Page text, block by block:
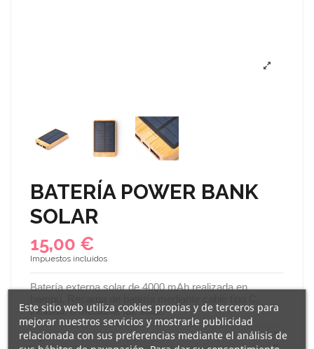
BATERÍA POWER BANK
SOLAR
15,00 €
Impuestos incluidos
Batería externa solar de 4000 mAh realizada en
incluido, o mediante luz solar.
Este sitio web utiliza cookies propias y de terceros para
mejorar nuestros servicios y mostrarle publicidad
relacionada con sus preferencias mediante el análisis de